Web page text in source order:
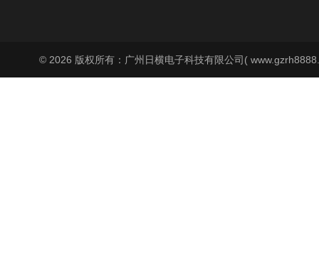
© 2026 版权所有：广州日横电子科技有限公司(